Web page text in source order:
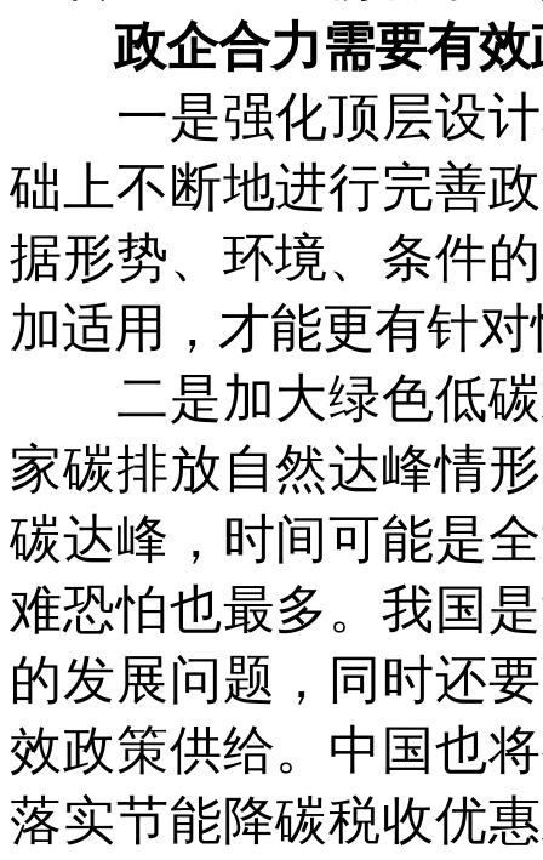
政企合力需要有效
一是强化顶层设计
础上不断地进行完善
据形势、环境、条件
加适用，才能更有针
二是加大绿色低碳
家碳排放自然达峰情
碳达峰，时间可能是
难恐怕也最多。我国
的发展问题，同时还
效政策供给。中国也
落实节能降碳税收优